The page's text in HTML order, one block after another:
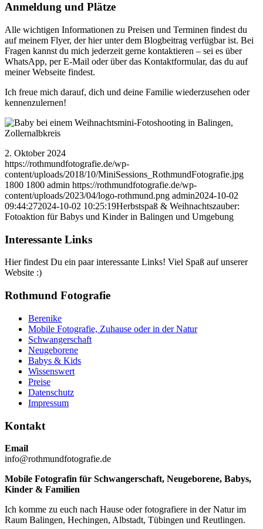
Anmeldung und Plätze
Alle wichtigen Informationen zu Preisen und Terminen findest du
auf meinem Flyer, der hier unter dem Blogbeitrag verfügbar ist. Bei
Fragen kannst du mich jederzeit gerne kontaktieren – sei es über
WhatsApp, per E-Mail oder über das Kontaktformular, das du auf
meiner Webseite findest.
Ich freue mich darauf, dich und deine Familie wiederzusehen oder
kennenzulernen!
2. Oktober 2024
https://rothmundfotografie.de/wp-
content/uploads/2018/10/MiniSessions_RothmundFotografie.jpg
1800 1800 admin https://rothmundfotografie.de/wp-
content/uploads/2023/04/logo-rothmund.png admin2024-10-02
09:44:272024-10-02 10:25:19Herbstspaß & Weihnachtszauber:
Fotoaktion für Babys und Kinder in Balingen und Umgebung
Interessante Links
Hier findest Du ein paar interessante Links! Viel Spaß auf unserer
Website :)
Rothmund Fotografie
Berenike
Mobile Fotografie, Zuhause oder in der Natur
Schwangerschaft
Neugeborene
Babys & Kids
Wissenswert
Preise
Datenschutz
Impressum
Kontakt
Email
info@rothmundfotografie.de
Mobile Fotografin für Schwangerschaft, Neugeborene, Babys,
Kinder & Familien
Ich komme zu euch nach Hause oder fotografiere in der Natur im
Raum Balingen, Hechingen, Albstadt, Tübingen und Reutlingen.